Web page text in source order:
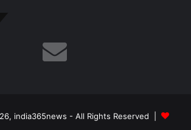
india365news - All Rights Reserved |